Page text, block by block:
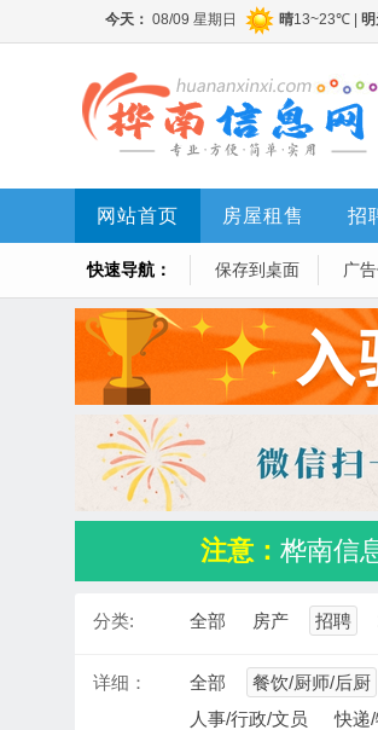
网站首页 房屋租售 招
快速导航： 保存到桌面 广
注意： 桦南信
分类: 全部 房产 招聘
详细： 全部 餐饮/厨师/后厨
人事/行政/文员
快递